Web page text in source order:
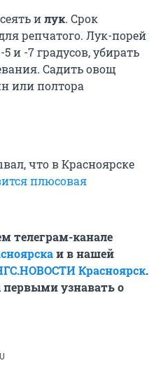
илук. Срок
репчатого. Лук-порей
и -7 градусов, убирать
Садить овощ
или полтора
что в Красноярске
плюсовая
телеграм-канале
и в нашей
Красноярск.
узнавать о